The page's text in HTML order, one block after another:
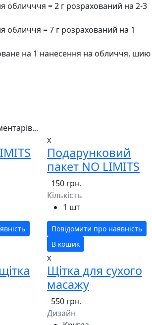
обличччя = 2 г розрахований на 2-3
обличчя = 7 г розрахований на 1
на 1 нанесення на обличчя, шию
x
Подарунковий
пакет NO LIMITS
150 грн.
Кількість
1 шт
Повідомити про наявність
В кошик
x
Щітка для сухого
масажу
550 грн.
Дизайн